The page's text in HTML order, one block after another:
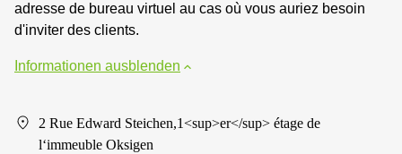
adresse de bureau virtuel au cas où vous auriez besoin
d'inviter des clients.
Informationen ausblenden
2 Rue Edward Steichen,1<sup>er</sup> étage de
l‘immeuble Oksigen